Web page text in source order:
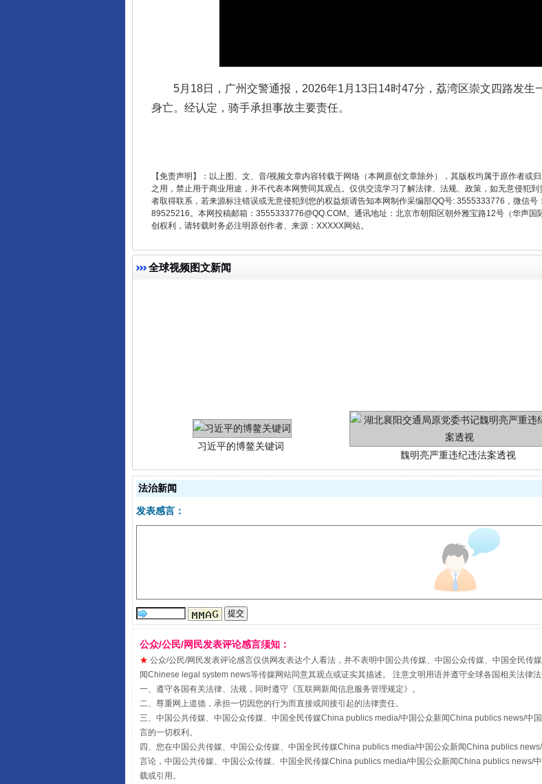
5月18日，广州交警通报，2026年1月13日14时47分，荔湾区崇文四路发生
身亡。经认定，骑手承担事故主要责任。
【免责声明】：以上图、文、音/视频文章内容转载于网络（本网原创文章除外），其版权均属于原作者
之用，禁止用于商业用途，并不代表本网赞同其观点。仅供交流学习了解法律、法规、政策，如无意侵犯
者取得联系，若来源标注错误或无意侵犯到您的权益烦请告知本网制作采编部QQ号: 3555333776，微信
89525216。本网投稿邮箱：3555333776@QQ.COM。通讯地址：北京市朝阳区朝外雅宝路12号（华声
创权利，请转载时务必注明原创作者、来源：XXXXX网站。
全球视频图文新闻
在谋一域中谋全局
今年投资意愿榜揭晓
生物安全法正式实施
揭批美国五大"原罪" "炒鞋教程"里的骗局
法治新闻
发表感言：
公众/公民/网民发表评论感言须知：
★ 公众/公民/网民发表评论感言仅供网友表达个人看法，并不表明中国公共传媒、中国公众传媒、中国全民
闻Chinese legal system news等传媒网站同意其观点或证实其描述。 注意文明用语并遵守全球各国相关法律法
一、遵守各国有关法律、法规，同时遵守《互联网新闻信息服务管理规定》。
二、尊重网上道德，承担一切因您的行为而直接或间接引起的法律责任。
三、中国公共传媒、中国公众传媒、中国全民传媒China publics media/中国公众新闻China publics news/中
言的一切权利。
四、您在中国公共传媒、中国公众传媒、中国全民传媒China publics media/中国公众新闻China publics
言论，中国公共传媒、中国公众传媒、中国全民传媒China publics media/中国公众新闻China publics news/
载或引用。